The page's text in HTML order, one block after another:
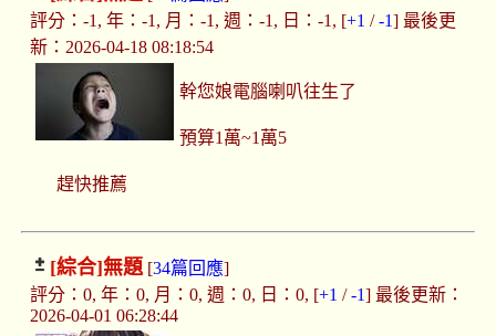
評分：-1, 年：-1, 月：-1, 週：-1, 日：-1, [+1 /-1] 最後更
新：2026-04-18 08:18:54
幹您娘電腦喇叭往生了
預算1萬~1萬5
趕快推薦
[綜合]無題[34篇回應]
評分：0, 年：0, 月：0, 週：0, 日：0, [+1 /-1] 最後更新：
2026-04-01 06:28:44